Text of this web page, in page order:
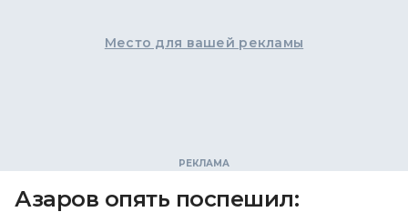
Место для вашей рекламы
Азаров опять поспешил: